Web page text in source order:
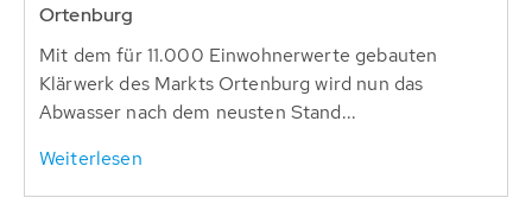
Ortenburg
Mit dem für 11.000 Einwohnerwerte gebauten
Klärwerk des Markts Ortenburg wird nun das
Abwasser nach dem neusten Stand...
Weiterlesen